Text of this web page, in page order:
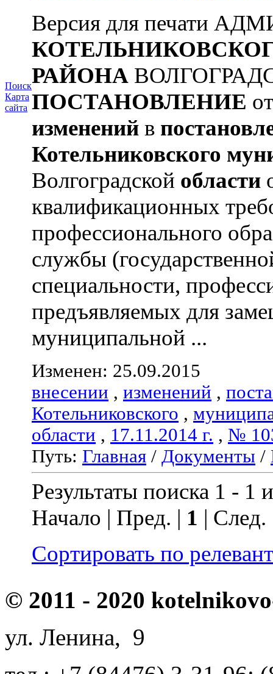
Поиск
Карта
сайта
Версия для печати
РАЙОНА
ПОСТАНОВЛЕНИЕ
изменений в
Котельниковского
Волгоградской области
квалификационных
профессионального
службы
специальности,
предъявляемых для
муниципальной ...
Изменен: 25.09.2015
внесении , изменений ,
Котельниковского ,
области , 17.11.2014 г. , №
Путь: Главная / Документы /
Результаты поиска 1 - 1
Начало | Пред. | 1 |
Сортировать по
© 2011 - 2020
ул. Ленина, 9